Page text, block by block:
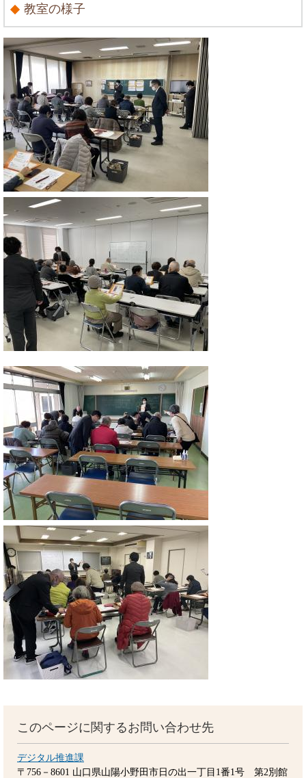
教室の様子
このページに関するお問い合わせ先
デジタル推進課
〒756－8601 山口県山陽小野田市日の出一丁目1番1号 第2別館